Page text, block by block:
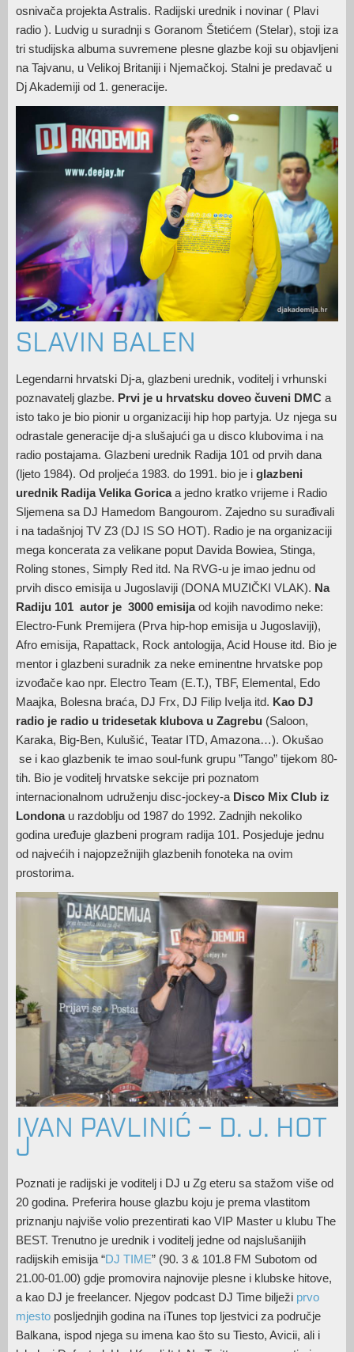
osnivača projekta Astralis. Radijski urednik i novinar ( Plavi
radio ). Ludvig u suradnji s Goranom Štetićem (Stelar), stoji iza
tri studijska albuma suvremene plesne glazbe koji su objavljeni
na Tajvanu, u Velikoj Britaniji i Njemačkoj. Stalni je predavač u
Dj Akademiji od 1. generacije.
SLAVIN BALEN
Legendarni hrvatski Dj-a, glazbeni urednik, voditelj i vrhunski
poznavatelj glazbe. Prvi je u hrvatsku doveo čuveni DMC a
isto tako je bio pionir u organizaciji hip hop partyja. Uz njega su
odrastale generacije dj-a slušajući ga u disco klubovima i na
radio postajama. Glazbeni urednik Radija 101 od prvih dana
(ljeto 1984). Od proljeća 1983. do 1991. bio je i glazbeni
urednik Radija Velika Goricaa jedno kratko vrijeme i Radio
Sljemena sa DJ Hamedom Bangourom. Zajedno su surađivali
i na tadašnjoj TV Z3 (DJ IS SO HOT). Radio je na organizaciji
mega koncerata za velikane poput Davida Bowiea, Stinga,
Roling stones, Simply Red itd. Na RVG-u je imao jednu od
prvih disco emisija u Jugoslaviji (DONA MUZIČKI VLAK). Na
Radiju 101 autor je 3000 emisijaod kojih navodimo neke:
Electro-Funk Premijera (Prva hip-hop emisija u Jugoslaviji),
Afro emisija, Rapattack, Rock antologija, Acid House itd. Bio je
mentor i glazbeni suradnik za neke eminentne hrvatske pop
izvođače kao npr. Electro Team (E.T.), TBF, Elemental, Edo
Maajka, Bolesna braća, DJ Frx, DJ Filip Ivelja itd. Kao DJ
radio je radio u tridesetak klubova u Zagrebu (Saloon,
Karaka, Big-Ben, Kulušić, Teatar ITD, Amazona…). Okušao
se i kao glazbenik te imao soul-funk grupu ”Tango” tijekom 80-
tih. Bio je voditelj hrvatske sekcije pri poznatom
internacionalnom udruženju disc-jockey-a Disco Mix Club iz
Londonau razdoblju od 1987 do 1992. Zadnjih nekoliko
godina uređuje glazbeni program radija 101. Posjeduje jednu
od najvećih i najopzežnijih glazbenih fonoteka na ovim
prostorima.
IVAN PAVLINIĆ – D. J. HOT
J
Poznati je radijski je voditelj i DJ u Zg eteru sa stažom više od
20 godina. Preferira house glazbu koju je prema vlastitom
priznanju najviše volio prezentirati kao VIP Master u klubu The
BEST. Trenutno je urednik i voditelj jedne od najslušanijih
radijskih emisija “DJ TIME” (90. 3 & 101.8 FM Subotom od
21.00-01.00) gdje promovira najnovije plesne i klubske hitove,
a kao DJ je freelancer. Njegov podcast DJ Time bilježi prvo
mjesto posljednjih godina na iTunes top ljestvici za područje
Balkana, ispod njega su imena kao što su Tiesto, Avicii, ali i